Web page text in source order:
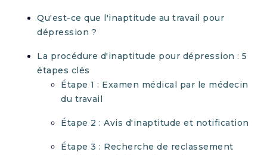
Qu'est-ce que l'inaptitude au travail pour
dépression ?
La procédure d'inaptitude pour dépression : 5
étapes clés
Étape 1 : Examen médical par le médecin
du travail
Étape 2 : Avis d'inaptitude et notification
Étape 3 : Recherche de reclassement